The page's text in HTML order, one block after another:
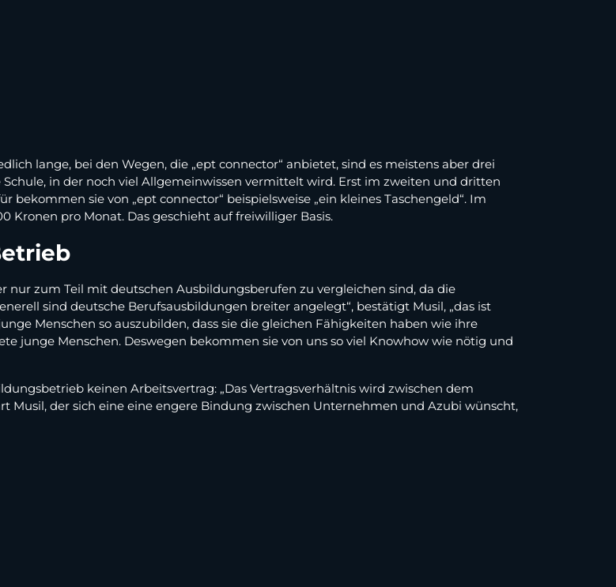
lange, bei den Wegen, die „ept connector“ anbietet, sind es meistens aber drei
in der noch viel Allgemeinwissen vermittelt wird. Erst im zweiten und dritten
sie von „ept connector“ beispielsweise „ein kleines Taschengeld“. Im
pro Monat. Das geschieht auf freiwilliger Basis.
nur zum Teil mit deutschen Ausbildungsberufen zu vergleichen sind, da die
sind deutsche Berufsausbildungen breiter angelegt“, bestätigt Musil, „das ist
Menschen so auszubilden, dass sie die gleichen Fähigkeiten haben wie ihre
junge Menschen. Deswegen bekommen sie von uns so viel Knowhow wie nötig und
keinen Arbeitsvertrag: „Das Vertragsverhältnis wird zwischen dem
Musil, der sich eine eine engere Bindung zwischen Unternehmen und Azubi wünscht,